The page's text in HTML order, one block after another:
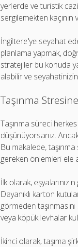
yerlerde ve turistik
sergilemekten
İngiltere'ye seyahat
planlama yapmak,
stratejiler bu konuda
alabilir ve
Taşınma
Taşınma süreci
düşünüyorsanız.
Bu makalede,
gereken önlemleri ele
İlk olarak,
Dayanıklı karton
görmeden
veya köpük levhalar
İkinci olarak, taşıma